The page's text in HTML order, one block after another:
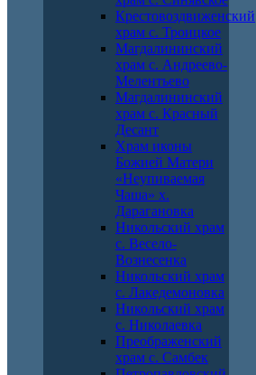
Крестовоздвиженский
храм с. Троицкое
Магдалининский
храм с. Андреево-
Мелентьево
Магдалининский
храм с. Красный
Десант
Храм иконы
Божией Матери
«Неупиваемая
Чаша» х.
Дарагановка
Никольский храм
с. Весело-
Вознесенка
Никольский храм
с. Лакедемоновка
Никольский храм
с. Николаевка
Преображенский
храм с. Самбек